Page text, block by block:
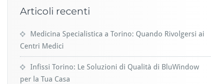
Articoli recenti
Medicina Specialistica a Torino: Quando Rivolgersi ai
Centri Medici
Infissi Torino: Le Soluzioni di Qualità di BluWindow
per la Tua Casa